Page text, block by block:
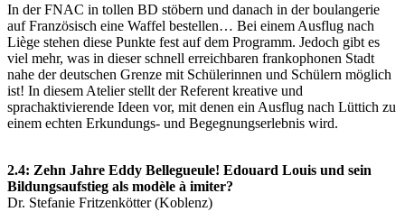
In der FNAC in tollen BD stöbern und danach in der boulangerie
auf Französisch eine Waffel bestellen… Bei einem Ausflug nach
Liège stehen diese Punkte fest auf dem Programm. Jedoch gibt es
viel mehr, was in dieser schnell erreichbaren frankophonen Stadt
nahe der deutschen Grenze mit Schülerinnen und Schülern möglich
ist! In diesem Atelier stellt der Referent kreative und
sprachaktivierende Ideen vor, mit denen ein Ausflug nach Lüttich zu
einem echten Erkundungs- und Begegnungserlebnis wird.
2.4: Zehn Jahre Eddy Bellegueule! Edouard Louis und sein
Bildungsaufstieg als modèle à imiter?
Dr. Stefanie Fritzenkötter (Koblenz)